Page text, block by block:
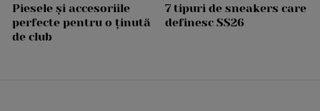
Piesele și accesoriile
perfecte pentru o ținută
de club
7 tipuri de sneakers care
definesc SS26